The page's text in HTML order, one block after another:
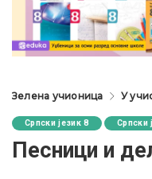
Зелена учионица У
Српски језик 8 Српски
Песници и